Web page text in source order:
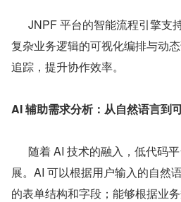
复杂业务逻辑的可视化编排与动
追踪，提升协作效率。
AI 辅助需求分析：从自然语言到
展。AI 可以根据用户输入的自然
的表单结构和字段；能够根据业